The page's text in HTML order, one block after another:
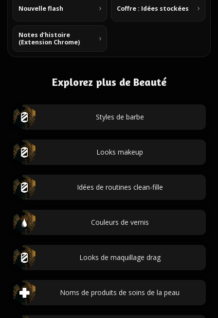
Nouvelle flash Coffre : Idées stockées
Notes d’histoire
(Extension Chrome)
Explorez plus de Beauté
Styles de barbe
Looks makeup
Idées de routines clean-fille
Couleurs de vernis
Looks de maquillage drag
Noms de produits de soins de la peau